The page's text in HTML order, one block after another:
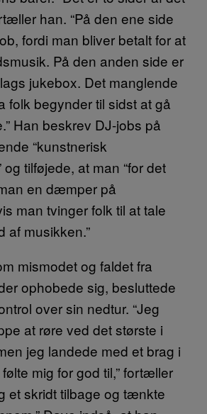
han. “På den ene side
fordi man bliver betalt for at
På den anden side er
jukebox. Det manglende
folk begynder til sidst at gå
Han beskrev DJ-jobs på
“kunstnerisk
tilføjede, at man “for det
en dæmper på
man tvinger folk til at tale
af musikken.”
mismodet og faldet fra
ophobede sig, besluttede
over sin nedtur. “Jeg
at røre ved det største i
jeg landede med et brag i
mig for god til,” fortæller
et skridt tilbage og tænkte